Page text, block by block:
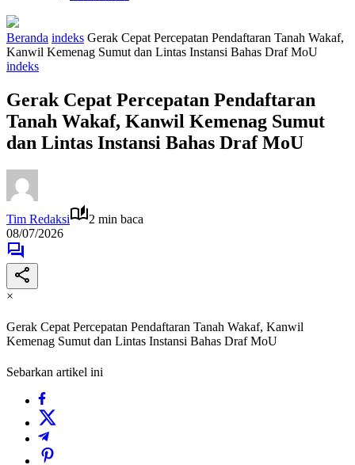
Beranda indeks Gerak Cepat Percepatan Pendaftaran Tanah Wakaf,
Kanwil Kemenag Sumut dan Lintas Instansi Bahas Draf MoU
indeks
Gerak Cepat Percepatan Pendaftaran
Tanah Wakaf, Kanwil Kemenag Sumut
dan Lintas Instansi Bahas Draf MoU
Tim Redaksi
2 min baca
08/07/2026
×
Gerak Cepat Percepatan Pendaftaran Tanah Wakaf, Kanwil
Kemenag Sumut dan Lintas Instansi Bahas Draf MoU
Sebarkan artikel ini